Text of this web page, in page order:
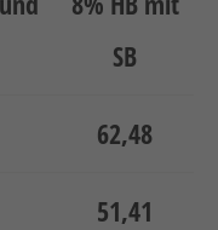
SB
62,48
51,41